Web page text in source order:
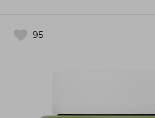
95